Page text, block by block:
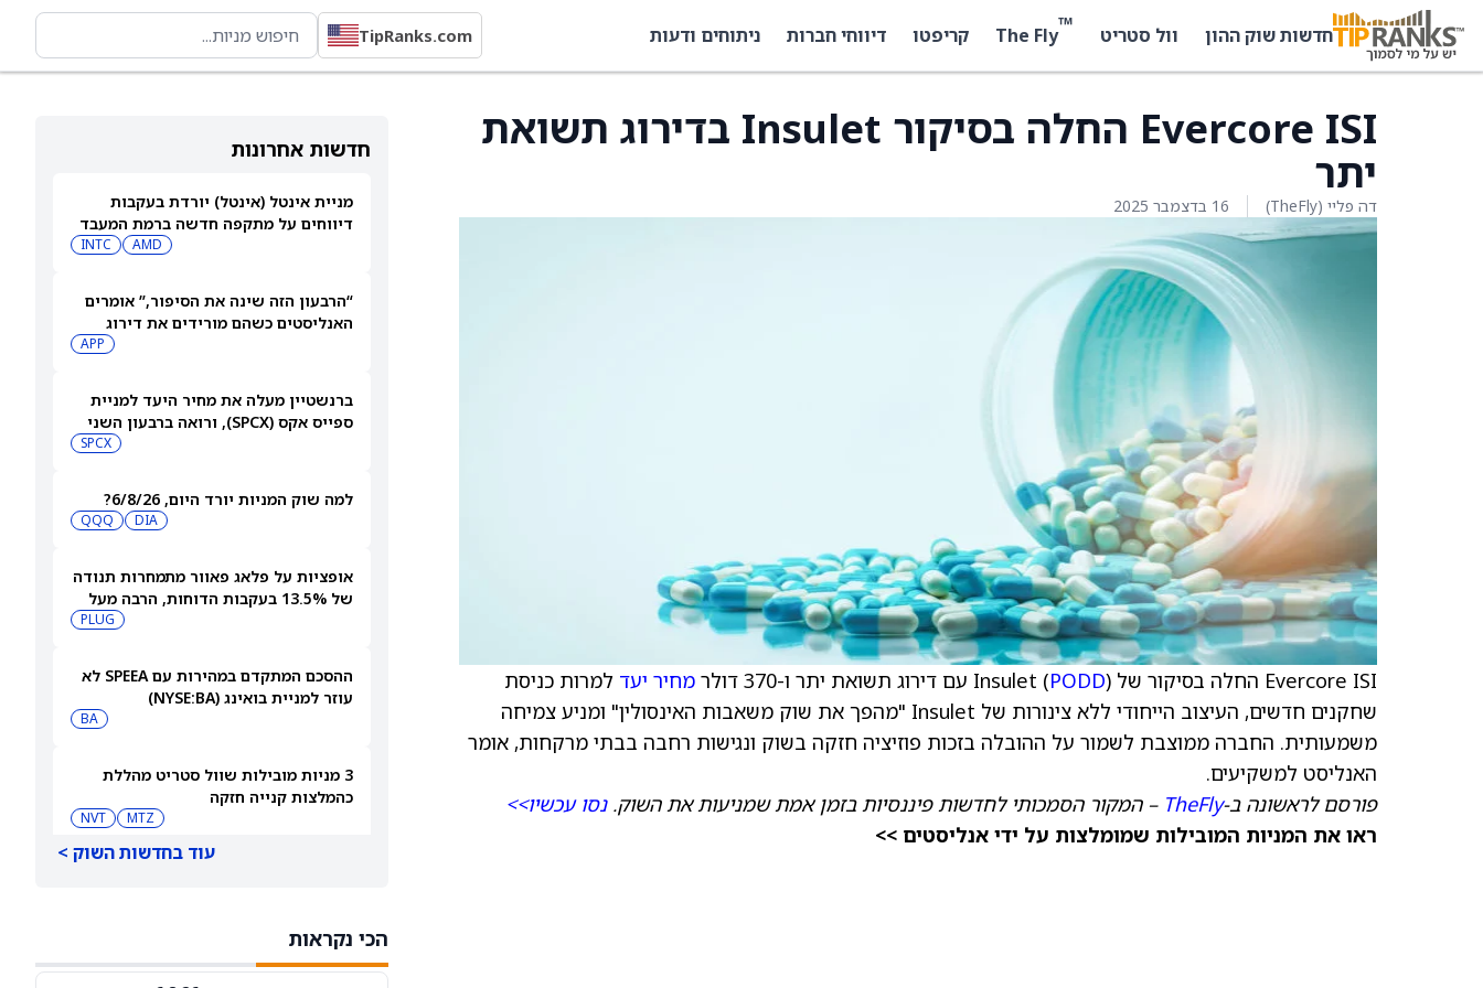
חדשות שוק ההון וול סטריט ™
The Fly קריפטו דיווחי חברות ניתוחים ודעות TipRanks.com
חדשות אחרונות
מניית אינטל (אינטל) יורדת בעקבות
דיווחים על מתקפה חדשה ברמת המעבד
AMD
INTC
“הרבעון הזה שינה את הסיפור,” אומרים
האנליסטים כשהם מורידים את דירוג
מניית AppLovin (APP) ומקצצים את APP
ברנשטיין מעלה את מחיר היעד למניית
ספייס אקס (SPCX), ורואה ברבעון השני
SPCX
למה שוק המניות יורד היום, 6/8/26?
DIA
QQQ
אופציות על פלאג פאוור מתמחרות תנודה
של 13.5% בעקבות הדוחות, הרבה מעל
PLUG
ההסכם המתקדם במהירות עם SPEEA לא
עוזר למניית בואינג (NYSE:BA)
BA
3 מניות מובילות שוול סטריט מהללת
כהמלצות קנייה חזקה
MTZ
NVT
סיכויי פולימרקט: האם [UAA], ‏[WEN] ו-
עוד בחדשות השוק >
הכי נקראות
Evercore ISI החלה בסיקור Insulet בדירוג תשואת
יתר
דה פליי (TheFly) 16 בדצמבר 2025
Evercore ISI החלה בסיקור של Insulet ( PODD) עם דירוג תשואת יתר ו-370 דולר מחיר יעד למרות כניסת
שחקנים חדשים, העיצוב הייחודי ללא צינורות של Insulet "מהפך את שוק משאבות האינסולין" ומניע צמיחה
משמעותית. החברה ממוצבת לשמור על ההובלה בזכות פוזיציה חזקה בשוק ונגישות רחבה בבתי מרקחות, אומר
האנליסט למשקיעים.
פורסם לראשונה ב-TheFly – המקור הסמכותי לחדשות פיננסיות בזמן אמת שמניעות את השוק.נסו עכשיו>>
ראו את המניות המובילות שמומלצות על ידי אנליסטים >>